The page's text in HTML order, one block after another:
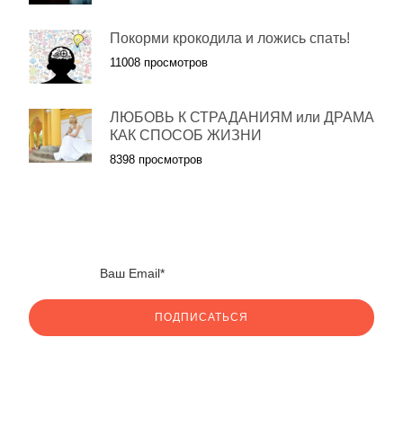
Покорми крокодила и ложись спать!
11008 просмотров
ЛЮБОВЬ К СТРАДАНИЯМ или ДРАМА
КАК СПОСОБ ЖИЗНИ
8398 просмотров
ПОДПИСАТЬСЯ